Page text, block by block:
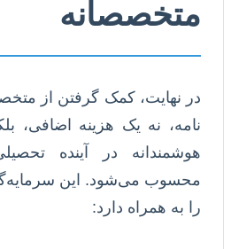
متخصصانه
در نهایت، کمک گرفتن از
نامه، نه یک هزینه اضافی،
هوشمندانه در آینده
محسوب می‌شود. این
را به همراه دارد: